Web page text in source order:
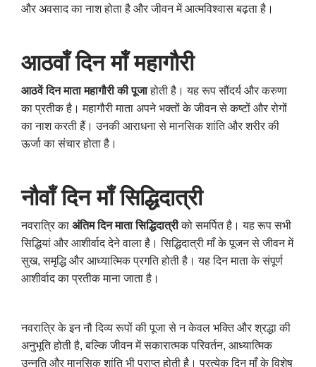
और अवसाद का नाश होता है और जीवन में आत्मविश्वास बढ़ता है।
आठवाँ दिन माँ महागौरी
आठवें दिन माता महागौरी की पूजाहोती है। यह रूप सौंदर्य और करुणा
का प्रतीक है। महागौरी माता अपने भक्तों के जीवन से कष्टों और रोगों
का नाश करती हैं। उनकी आराधना से मानसिक शांति और शरीर की
ऊर्जा का संचार होता है।
नौवाँ दिन माँ सिद्धिदात्री
नवरात्रि का अंतिम दिन माता सिद्धिदात्रीको समर्पित है। यह रूप सभी
सिद्धियां और आशीर्वाद देने वाला है। सिद्धिदात्री माँ के पूजन से जीवन में
सुख, समृद्धि और आध्यात्मिक प्रगति होती है। यह दिन माता के संपूर्ण
आशीर्वाद का प्रतीक माना जाता है।
नवरात्रि के इन नौ दिव्य रूपों की पूजा से न केवल भक्ति और श्रद्धा की
अनुभूति होती है, बल्कि जीवन में सकारात्मक परिवर्तन, आध्यात्मिक
उन्नति और मानसिक शांति भी प्राप्त होती है। प्रत्येक दिन माँ के विशेष